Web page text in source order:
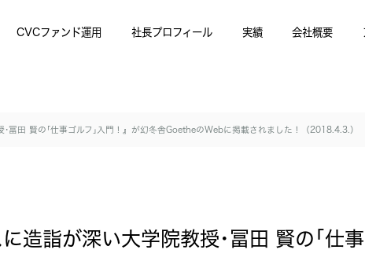
CVCファンド運用 社長プロフィール 実績 会社概要
･冨田 賢の｢仕事ゴルフ｣入門！』が幻冬舎GoetheのWebに掲載されました！（2018.4.3.）
に造詣が深い大学院教授･冨田 賢の｢仕